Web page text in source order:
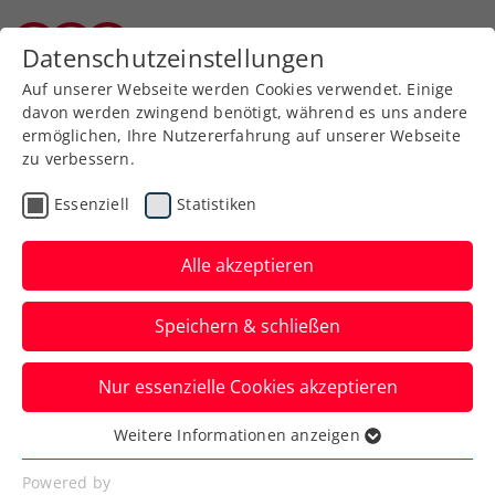
Zurück zur Newsübersicht
ITF Turniere
Karina Kovalchuk gewinnt
J200 in Pilsen
EX Pilsen Babolat Cup, 24. bis 28. Juni
2026
Verfasst von: Gerald Hebein, 01.07.2026
Datenschutzeinstellungen
Auf unserer Webseite werden Cookies verwendet. Einige
davon werden zwingend benötigt, während es uns andere
ermöglichen, Ihre Nutzererfahrung auf unserer Webseite
zu verbessern.
Essenziell Statistiken
Alle akzeptieren
Speichern & schließen
Nur essenzielle Cookies akzeptieren
Essenziell
Essenzielle Cookies werden für grundlegende
Weitere Informationen anzeigen
Powered by